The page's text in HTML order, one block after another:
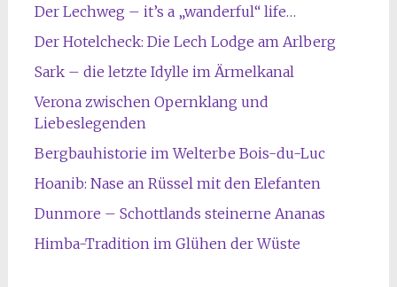
Der Lechweg – it’s a „wanderful“ life…
Der Hotelcheck: Die Lech Lodge am Arlberg
Sark – die letzte Idylle im Ärmelkanal
Verona zwischen Opernklang und
Liebeslegenden
Bergbauhistorie im Welterbe Bois-du-Luc
Hoanib: Nase an Rüssel mit den Elefanten
Dunmore – Schottlands steinerne Ananas
Himba-Tradition im Glühen der Wüste